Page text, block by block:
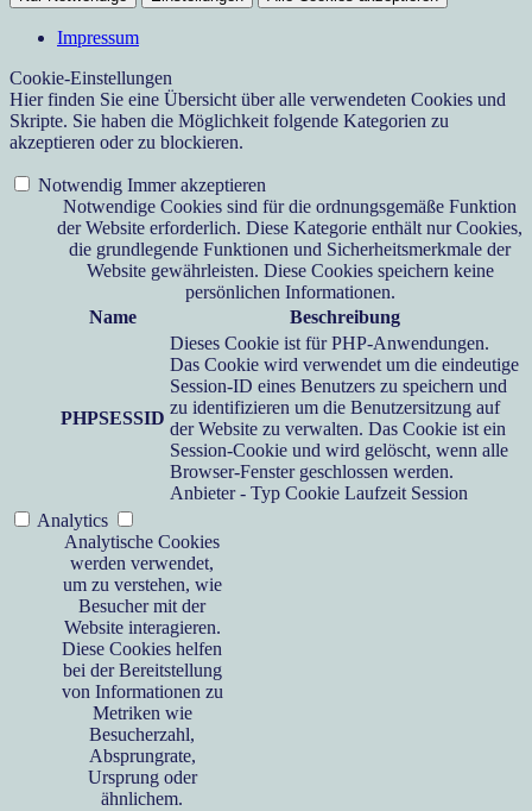
Impressum
Cookie-Einstellungen
Hier finden Sie eine Übersicht über alle verwendeten Cookies und
Skripte. Sie haben die Möglichkeit folgende Kategorien zu
akzeptieren oder zu blockieren.
Notwendig Immer akzeptieren
Notwendige Cookies sind für die ordnungsgemäße Funktion
der Website erforderlich. Diese Kategorie enthält nur Cookies,
die grundlegende Funktionen und Sicherheitsmerkmale der
Website gewährleisten. Diese Cookies speichern keine
persönlichen Informationen.
Name
Beschreibung
PHPSESSID
Dieses Cookie ist für PHP-Anwendungen.
Das Cookie wird verwendet um die eindeutige
Session-ID eines Benutzers zu speichern und
zu identifizieren um die Benutzersitzung auf
der Website zu verwalten. Das Cookie ist ein
Session-Cookie und wird gelöscht, wenn alle
Browser-Fenster geschlossen werden.
Anbieter - Typ Cookie Laufzeit Session
Analytics
Analytische Cookies
werden verwendet,
um zu verstehen, wie
Besucher mit der
Website interagieren.
Diese Cookies helfen
bei der Bereitstellung
von Informationen zu
Metriken wie
Besucherzahl,
Absprungrate,
Ursprung oder
ähnlichem.